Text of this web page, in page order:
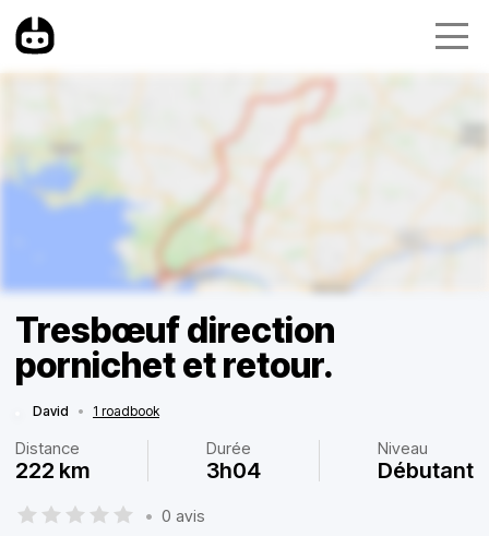
Tresbœuf direction
pornichet et retour.
David • 1 roadbook
Distance
222 km
Durée
3h04
Niveau
Débutant
• 0 avis